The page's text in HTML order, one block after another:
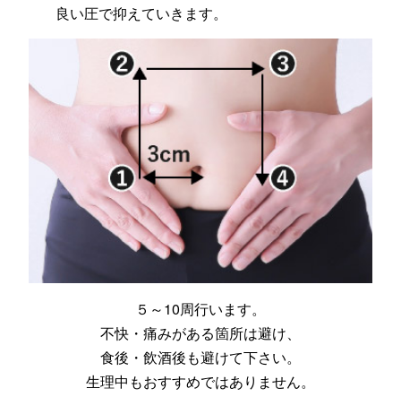
良い圧で抑えていきます。
５～10周行います。
不快・痛みがある箇所は避け、
食後・飲酒後も避けて下さい。
生理中もおすすめではありません。